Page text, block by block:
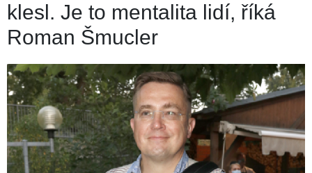
klesl. Je to mentalita lidí, říká
Roman Šmucler